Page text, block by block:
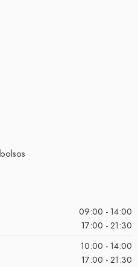
09:00 - 14:00
17:00 - 21:30
10:00 - 14:00
17:00 - 21:30